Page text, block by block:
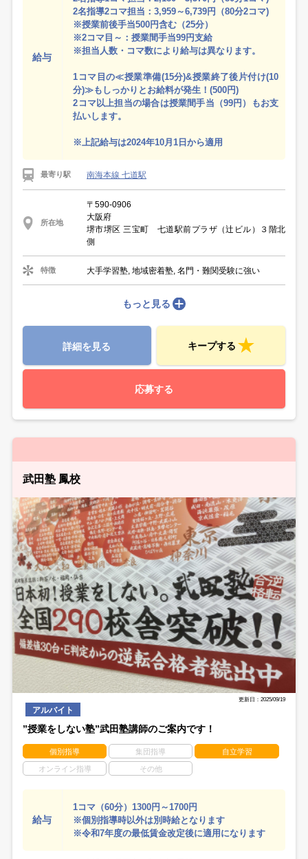
給与
2名指導2コマ担当：3,959～6,739円（80分2コマ)
※授業前後手当500円含む（25分）
※2コマ目～：授業間手当99円支給
※担当人数・コマ数により給与は異なります。
1コマ目の≪授業準備(15分)&授業終了後片付け(10
分)≫もしっかりとお給料が発生！(500円)
2コマ以上担当の場合は授業間手当（99円）もお支
払いします。
※上記給与は2024年10月1日から適用
最寄り駅 南海本線 七道駅
所在地
〒590-0906
大阪府
堺市堺区 三宝町 七道駅前プラザ（辻ビル）３階北
側
特徴 大手学習塾, 地域密着塾, 名門・難関受験に強い
もっと見る
詳細を見る キープする
応募する
武田塾 鳳校
更新日：2025/09/19
アルバイト
”授業をしない塾”武田塾講師のご案内です！
個別指導 集団指導 自立学習
オンライン指導 その他
給与
1コマ（60分）1300円～1700円
※個別指導時以外は別時給となります
※令和7年度の最低賃金改定後に適用になります